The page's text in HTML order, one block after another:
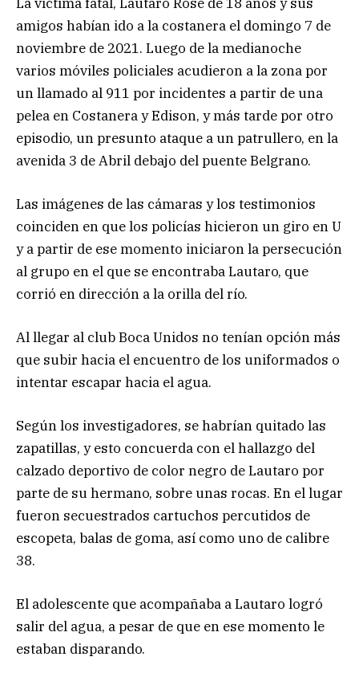
amigos habían ido a la costanera el domingo 7 de
noviembre de 2021. Luego de la medianoche
varios móviles policiales acudieron a la zona por
un llamado al 911 por incidentes a partir de una
pelea en Costanera y Edison, y más tarde por otro
episodio, un presunto ataque a un patrullero, en la
avenida 3 de Abril debajo del puente Belgrano.
Las imágenes de las cámaras y los testimonios
coinciden en que los policías hicieron un giro en U
y a partir de ese momento iniciaron la persecución
al grupo en el que se encontraba Lautaro, que
corrió en dirección a la orilla del río.
Al llegar al club Boca Unidos no tenían opción más
que subir hacia el encuentro de los uniformados o
intentar escapar hacia el agua.
Según los investigadores, se habrían quitado las
zapatillas, y esto concuerda con el hallazgo del
calzado deportivo de color negro de Lautaro por
parte de su hermano, sobre unas rocas. En el lugar
fueron secuestrados cartuchos percutidos de
escopeta, balas de goma, así como uno de calibre
38.
El adolescente que acompañaba a Lautaro logró
salir del agua, a pesar de que en ese momento le
estaban disparando.